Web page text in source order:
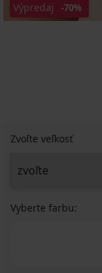
Výpredaj -70%
Zvoľte veľkosť
Vyberte farbu: